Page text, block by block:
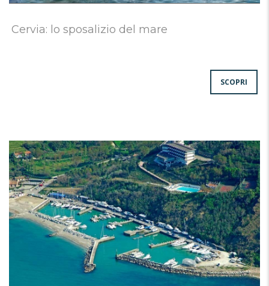
Cervia: lo sposalizio del mare
SCOPRI